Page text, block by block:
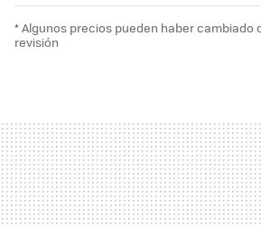
* Algunos precios pueden haber cambiado
revisión